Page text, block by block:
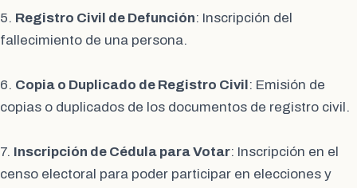
5. Registro Civil de Defunción: Inscripción del
fallecimiento de una persona.
6. Copia o Duplicado de Registro Civil : Emisión de
copias o duplicados de los documentos de registro civil.
7. Inscripción de Cédula para Votar: Inscripción en el
censo electoral para poder participar en elecciones y